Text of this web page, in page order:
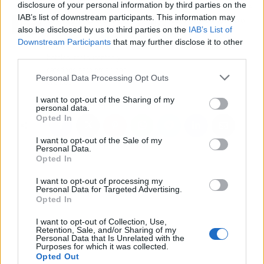
disclosure of your personal information by third parties on the
IAB’s list of downstream participants. This information may
also be disclosed by us to third parties on the IAB’s List of
Downstream Participants that may further disclose it to other
Personal Data Processing Opt Outs
I want to opt-out of the Sharing of my
personal data.
Opted In
I want to opt-out of the Sale of my
Personal Data.
Opted In
I want to opt-out of processing my
Personal Data for Targeted Advertising.
Opted In
I want to opt-out of Collection, Use,
Retention, Sale, and/or Sharing of my
Personal Data that Is Unrelated with the
Purposes for which it was collected.
Opted Out
Artículo anterior
Servicios de consulting
para implementar y
adecuar espacios,
hoteles, restaurantes y
eventos
Artículo siguiente
La red de librerías Libro
Ideas habla de sus
casos de éxito